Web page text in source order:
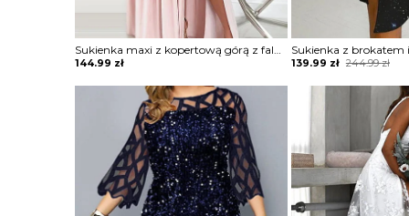
Sukienka maxi z kopertową górą z falbankami
144.99 zł 244.99zł
Original
was:
139.99 zł
Current